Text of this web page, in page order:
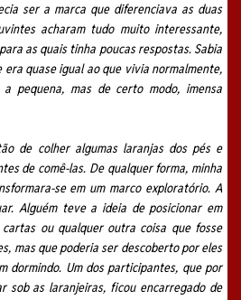
ser a marca que diferenciava as duas
acharam tudo muito interessante,
as quais tinha poucas respostas. Sabia
quase igual ao que vivia normalmente,
pequena, mas de certo modo, imensa
de colher algumas laranjas dos pés e
de comê-las. De qualquer forma, minha
se em um marco exploratório. A
Alguém teve a ideia de posicionar em
ou qualquer outra coisa que fosse
mas que poderia ser descoberto por eles
dormindo. Um dos participantes, que por
sob as laranjeiras, ficou encarregado de